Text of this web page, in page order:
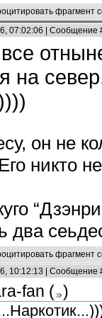
фрагмент
07:02:06 | Сообщение
на
он не
никто
два
фрагмент
10:12:13 | Сообщение
fan ( )